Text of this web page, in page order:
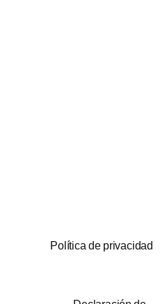
Política de privacidad